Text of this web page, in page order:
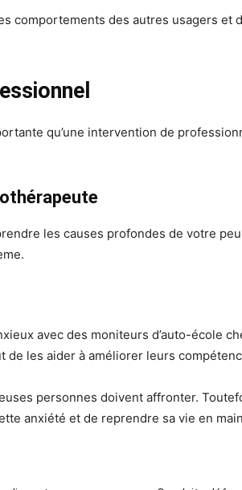
comportements des autres usagers et
qu’une intervention de
les causes profondes de votre
avec des moniteurs d’auto-école
les aider à améliorer leurs
personnes doivent affronter.
anxiété et de reprendre sa vie en